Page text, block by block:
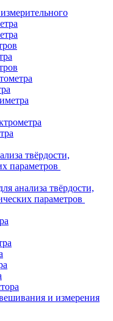
твёрдости,
параметров
анализа твёрдости,
параметров
и измерения